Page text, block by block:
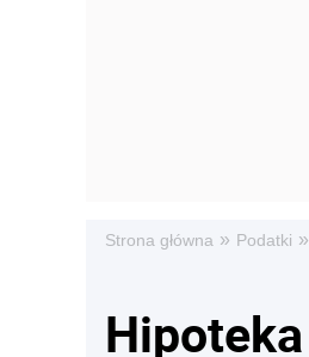
Strona główna » Podatki »